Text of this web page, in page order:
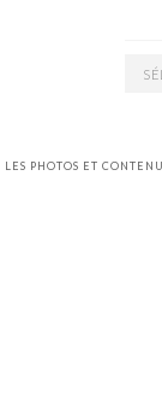
LES PHOTOS ET